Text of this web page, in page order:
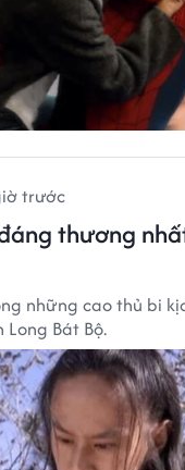
trước
thương
những cao thủ bi
Bát Bộ.